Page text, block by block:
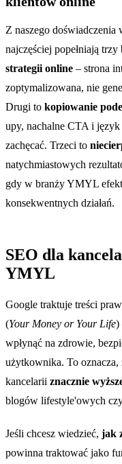
Z naszego
najczęściej popełniają trzy
strategii online – strona
zoptymalizowana, nie
Drugi to kopiowanie
upy, nachalne CTA i język
zachęcać. Trzeci to
natychmiastowych
gdy w branży YMYL
konsekwentnych działań.
SEO dla
YMYL
Google traktuje treści
(Your Money or Your Life)
wpłynąć na zdrowie,
użytkownika. To oznacza,
kancelarii znacznie
blogów lifestyle'owych
Jeśli chcesz wiedzieć, jak
powinna traktować jako